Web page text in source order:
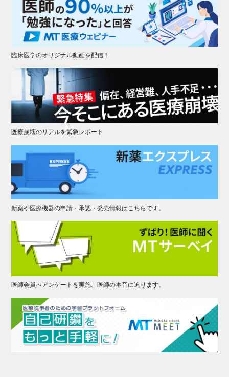
臨床医学のオリジナル動画を配信！
医療崩壊のリアルを緊急レポート
新薬や医療機器の申請・承認・発売情報はこちらです。
医師会員へアンケートを実施。医師の本音に迫ります。